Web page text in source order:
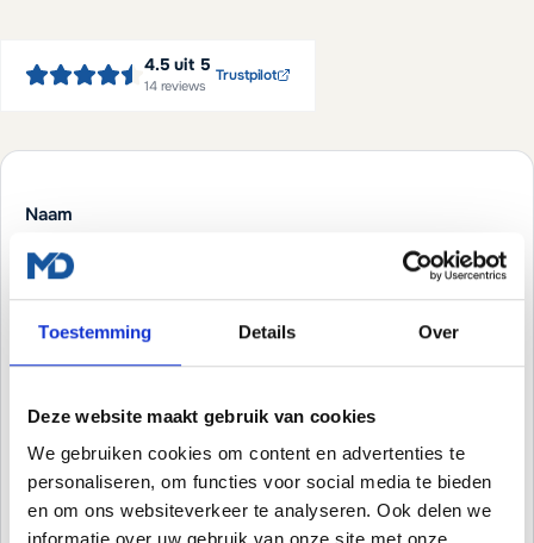
Toestemming Details Over
Deze website maakt gebruik van cookies
We gebruiken cookies om content en advertenties te
personaliseren, om functies voor social media te bieden
en om ons websiteverkeer te analyseren. Ook delen we
4.5 uit 5
14reviews
Trustpilot
Naam
Bedrijfsnaam (optioneel)
E-mailadres